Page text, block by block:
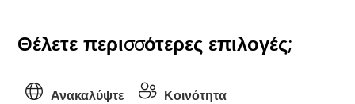
Θέλετε περισσότερες επιλογές;
Ανακαλύψτε Κοινότητα